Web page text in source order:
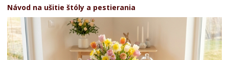
Návod na ušitie štóly a pestierania